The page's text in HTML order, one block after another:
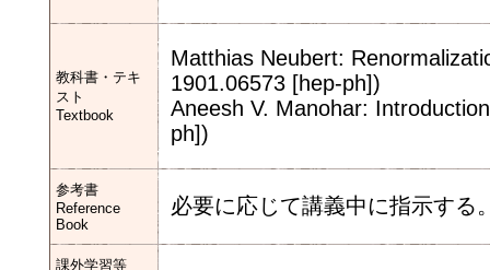
教科書・テキ
スト
Textbook
Matthias Neubert:
1901.06573 [hep-ph])
Aneesh V. Manohar:
ph])
参考書
Reference
Book
必要に応じて講義中に指示する
課外学習等